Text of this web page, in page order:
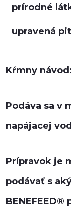
prírodné
upravená
Kŕmny
Podáva sa v
napájacej
Prípravok je
podávať s